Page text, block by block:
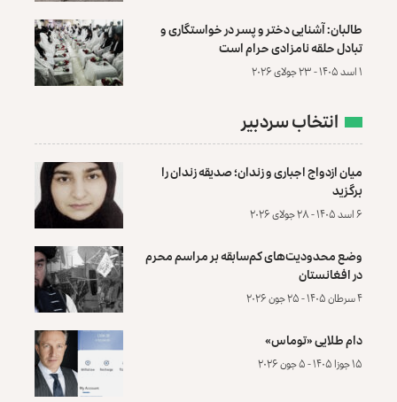
طالبان: آشنایی دختر و پسر در خواستگاری و
تبادل حلقه نامزادی حرام است
۱ اسد ۱۴۰۵ - ۲۳ جولای ۲۰۲۶
انتخاب سردبیر
میان ازدواج اجباری و زندان؛ صدیقه زندان را
برگزید
۶ اسد ۱۴۰۵ - ۲۸ جولای ۲۰۲۶
وضع محدودیت‌های کم‌سابقه بر مراسم محرم
در افغانستان
۴ سرطان ۱۴۰۵ - ۲۵ جون ۲۰۲۶
دام طلایی «توماس»
۱۵ جوزا ۱۴۰۵ - ۵ جون ۲۰۲۶